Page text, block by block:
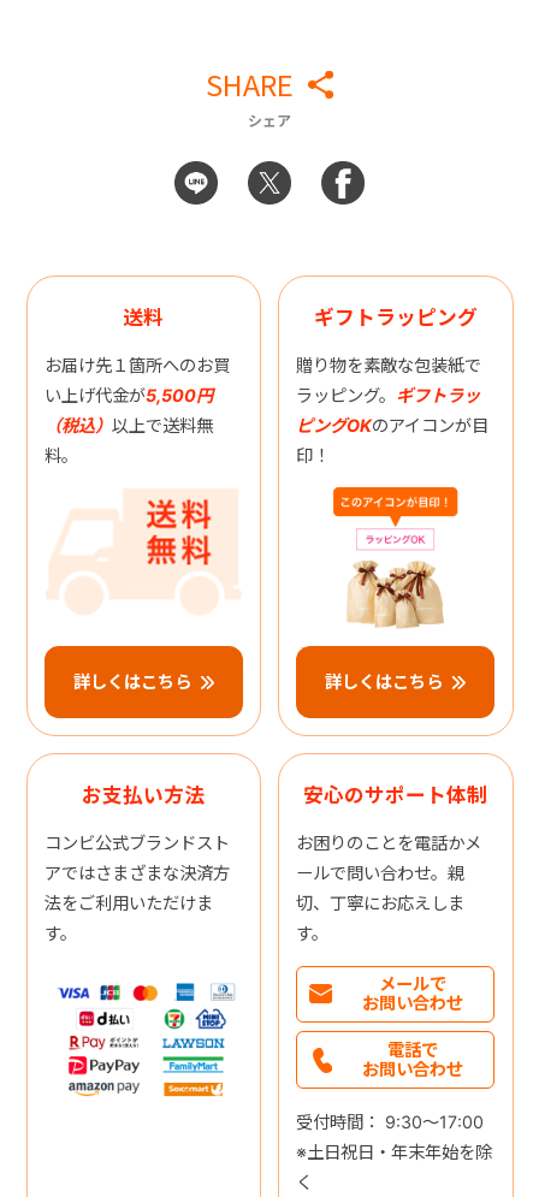
SHARE
シェア
送料
お届け先１箇所へのお買
い上げ代金が5,500円
（税込） 以上で送料無
料。
詳しくはこちら
ギフトラッピング
贈り物を素敵な包装紙で
ラッピング。 ギフトラッ
ピングOKのアイコンが目
印！
詳しくはこちら
お支払い方法
コンビ公式ブランドスト
アではさまざまな決済方
法をご利用いただけま
す。
安心のサポート体制
お困りのことを電話かメ
ールで問い合わせ。親
切、丁寧にお応えしま
す。
メールで
お問い合わせ
電話で
お問い合わせ
受付時間： 9:30～17:00
※土日祝日・年末年始を除
く